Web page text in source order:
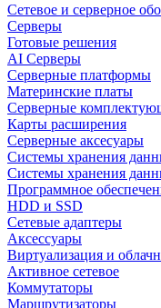
Сетевое и серверное
Cерверы
Готовые решения
AI Серверы
Серверные платформы
Материнские платы
Серверные
Карты расширения
Серверные аксесуары
Системы хранения
Системы хранения
Программное
HDD и SSD
Сетевые адаптеры
Аксессуары
Виртуализация и
Активное сетевое
Коммутаторы
Маршрутизаторы